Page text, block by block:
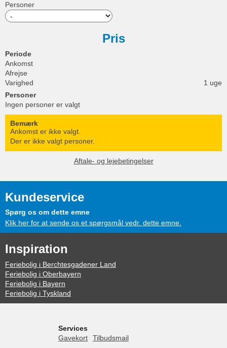
Personer
Pris
Periode
Ankomst
Afrejse
Varighed
1 uge
Personer
Ingen personer er valgt
Bemærk
Ankomst er ikke valgt.
Der er ikke valgt personer.
Aftale- og lejebetingelser
Kundeservice
Spørg os om dette emne
Klik her for at sende os et spørgsmål vedr. dette emne.
Inspiration
Feriebolig i Berchtesgadener Land
Feriebolig i Oberbayern
Feriebolig i Bayern
Feriebolig i Tyskland
Services
Gavekort
Tilbudsmail